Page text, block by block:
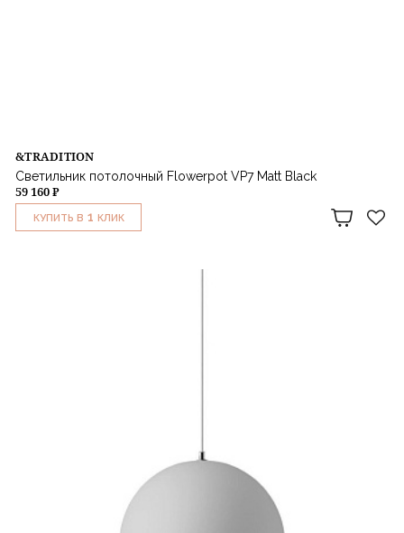
&TRADITION
Светильник потолочный Flowerpot VP7 Matt Black
59 160 ₽
КУПИТЬ В 1 КЛИК